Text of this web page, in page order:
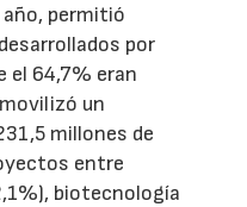
permitió
por
el 64,7% eran
un
millones de
entre
biotecnología